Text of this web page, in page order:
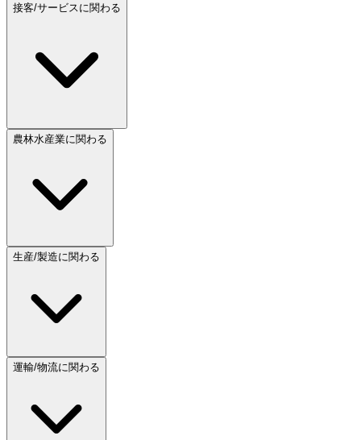
接客/サービスに関わる
農林水産業に関わる
生産/製造に関わる
運輸/物流に関わる